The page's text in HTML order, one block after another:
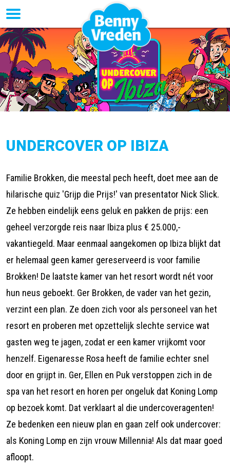
UNDERCOVER OP IBIZA
Familie Brokken, die meestal pech heeft, doet mee aan de
hilarische quiz 'Grijp die Prijs!' van presentator Nick Slick.
Ze hebben eindelijk eens geluk en pakken de prijs: een
geheel verzorgde reis naar Ibiza plus € 25.000,-
vakantiegeld. Maar eenmaal aangekomen op Ibiza blijkt dat
er helemaal geen kamer gereserveerd is voor familie
Brokken! De laatste kamer van het resort wordt nét voor
hun neus geboekt. Ger Brokken, de vader van het gezin,
verzint een plan. Ze doen zich voor als personeel van het
resort en proberen met opzettelijk slechte service wat
gasten weg te jagen, zodat er een kamer vrijkomt voor
henzelf. Eigenaresse Rosa heeft de familie echter snel
door en grijpt in. Ger, Ellen en Puk verstoppen zich in de
spa van het resort en horen per ongeluk dat Koning Lomp
op bezoek komt. Dat verklaart al die undercoveragenten!
Ze bedenken een nieuw plan en gaan zelf ook undercover:
als Koning Lomp en zijn vrouw Millennia! Als dat maar goed
afloopt.